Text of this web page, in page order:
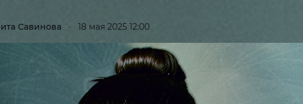
Гаджеты и авто
Мнение Редакции
Савинова • 18 мая 2025 12:00